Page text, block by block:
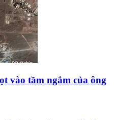
vào tầm ngắm của ông